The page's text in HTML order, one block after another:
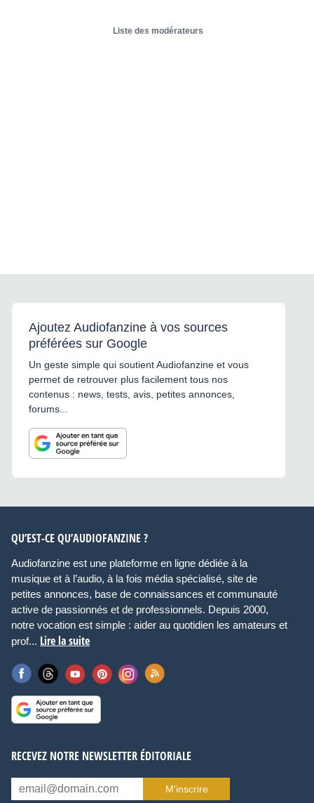
Liste des modérateurs
Ajoutez Audiofanzine à vos sources
préférées sur Google
Un geste simple qui soutient Audiofanzine et vous
permet de retrouver plus facilement tous nos
contenus : news, tests, avis, petites annonces,
forums...
QU’EST-CE QU’AUDIOFANZINE ?
Audiofanzine est une plateforme en ligne dédiée à la
musique et à l’audio, à la fois média spécialisé, site de
petites annonces, base de connaissances et communauté
active de passionnés et de professionnels. Depuis 2000,
notre vocation est simple : aider au quotidien les amateurs et
prof... Lire la suite
RECEVEZ NOTRE NEWSLETTER ÉDITORIALE
M’inscrire